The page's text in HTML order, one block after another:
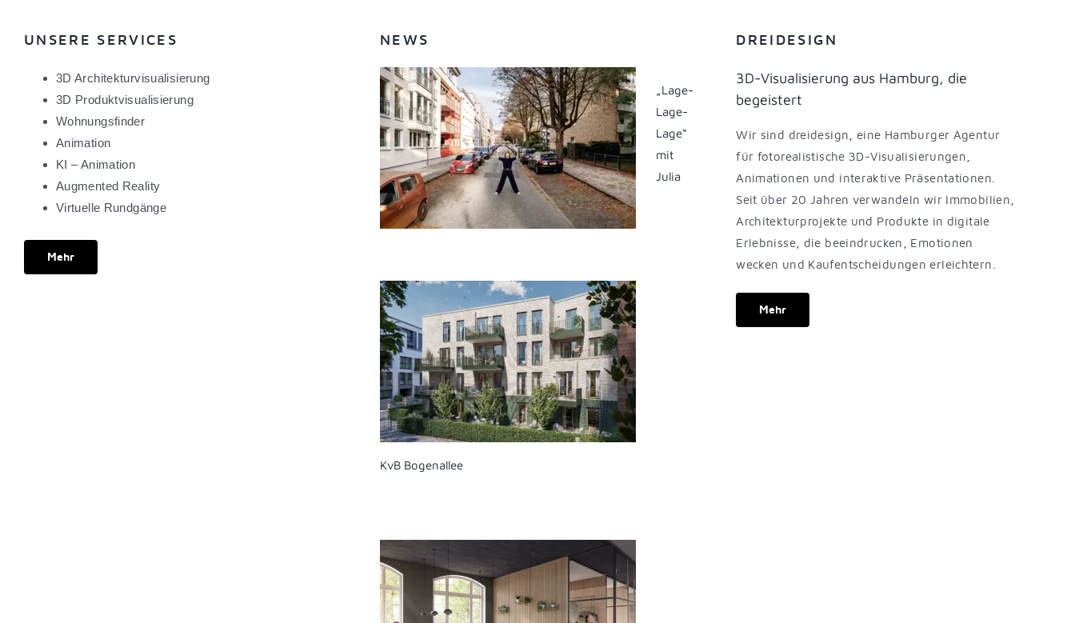
UNSERE SERVICES
3D Architekturvisualisierung
3D Produktvisualisierung
Wohnungsfinder
Animation
KI – Animation
Augmented Reality
Virtuelle Rundgänge
Mehr
NEWS
„Lage-
Lage-
Lage“
mit
Julia
KvB Bogenallee
DREIDESIGN
3D-Visualisierung aus Hamburg, die
begeistert
Wir sind dreidesign, eine Hamburger Agentur
für fotorealistische 3D-Visualisierungen,
Animationen und interaktive Präsentationen.
Seit über 20 Jahren verwandeln wir Immobilien,
Architekturprojekte und Produkte in digitale
Erlebnisse, die beeindrucken, Emotionen
wecken und Kaufentscheidungen erleichtern.
Mehr